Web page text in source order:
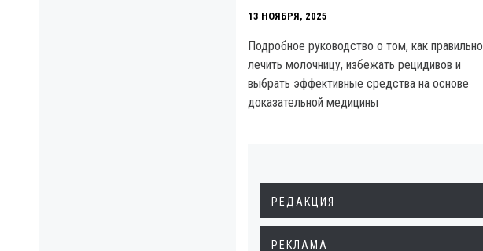
13 НОЯБРЯ, 2025
Подробное руководство о том, как правильно
лечить молочницу, избежать рецидивов и
выбрать эффективные средства на основе
доказательной медицины
РЕДАКЦИЯ
РЕКЛАМА